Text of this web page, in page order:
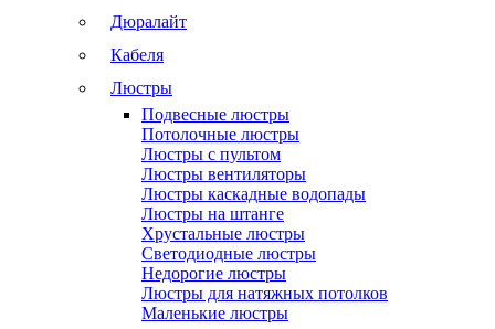
Дюралайт
Кабеля
Люстры
Подвесные люстры
Потолочные люстры
Люстры с пультом
Люстры вентиляторы
Люстры каскадные водопады
Люстры на штанге
Хрустальные люстры
Светодиодные люстры
Недорогие люстры
Люстры для натяжных потолков
Маленькие люстры